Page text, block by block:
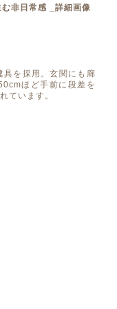
具を採用。玄関にも廊
ほど手前に段差を
ています。